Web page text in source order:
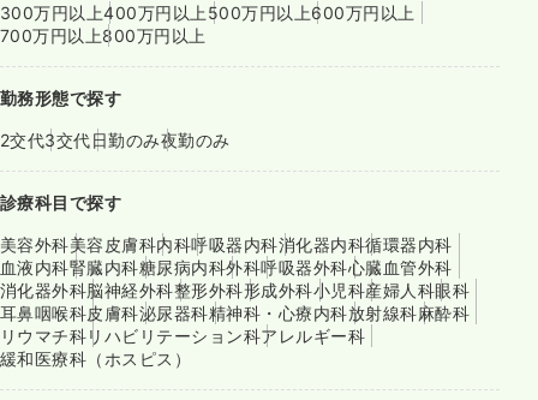
300万円以上400万円以上 500万円以上600万円以上
700万円以上800万円以上
勤務形態で探す
2交代3交代日勤のみ夜勤のみ
診療科目で探す
美容外科美容皮膚科内科呼吸器内科消化器内科循環器内科
血液内科腎臓内科糖尿病内科外科呼吸器外科心臓血管外科
消化器外科脳神経外科整形外科形成外科小児科産婦人科眼科
耳鼻咽喉科皮膚科泌尿器科精神科・心療内科放射線科麻酔科
リウマチ科リハビリテーション科アレルギー科
緩和医療科（ホスピス）